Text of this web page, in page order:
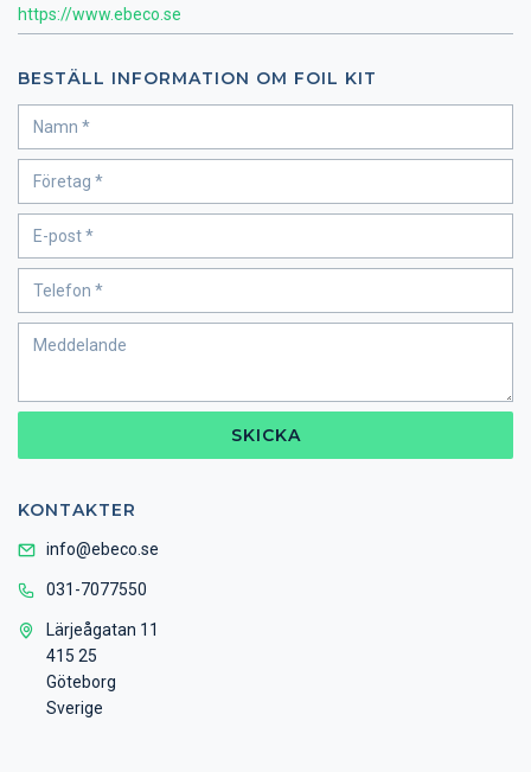
https://www.ebeco.se
BESTÄLL INFORMATION OM FOIL KIT
SKICKA
KONTAKTER
info@ebeco.se
031-7077550
Lärjeågatan 11
415 25
Göteborg
Sverige